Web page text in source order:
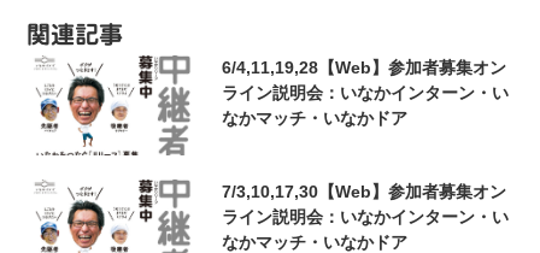
関連記事
6/4,11,19,28【Web】参加者募集オン
ライン説明会：いなかインターン・い
なかマッチ・いなかドア
7/3,10,17,30【Web】参加者募集オン
ライン説明会：いなかインターン・い
なかマッチ・いなかドア